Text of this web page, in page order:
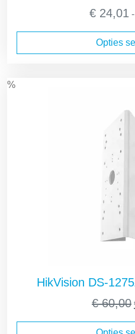
€24,01 -
Opties
%
HikVision DS-
€60,00